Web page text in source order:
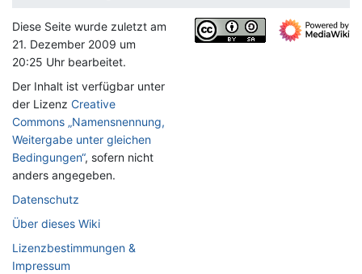
Diese Seite wurde zuletzt am
21. Dezember 2009 um
20:25 Uhr bearbeitet.
Der Inhalt ist verfügbar unter
der Lizenz Creative
Commons „Namensnennung,
Weitergabe unter gleichen
Bedingungen“, sofern nicht
anders angegeben.
Datenschutz
Über dieses Wiki
Lizenzbestimmungen &
Impressum